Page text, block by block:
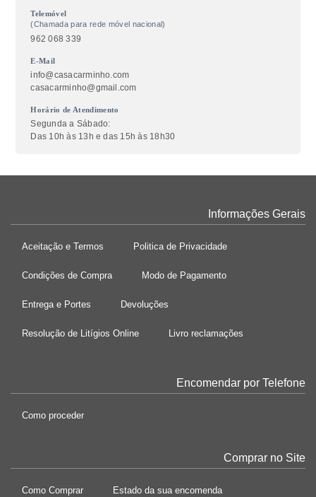
Telemóvel
(Chamada para rede móvel nacional)
962 068 339
E-Mail
info@casacarminho.com
casacarminho@gmail.com
Horário de Atendimento
Segunda a Sábado:
Das 10h às 13h e das 15h às 18h30
Informações Gerais
Aceitação e Termos Politica de Privacidade
Condições de Compra Modo de Pagamento
Entrega e Portes Devoluções
Resolução de Litígios Online Livro reclamações
Encomendar por Telefone
Como proceder
Comprar no Site
Como Comprar Estado da sua encomenda